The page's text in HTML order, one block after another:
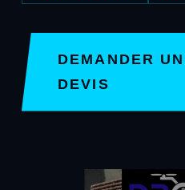
DEMANDER UN
DEVIS